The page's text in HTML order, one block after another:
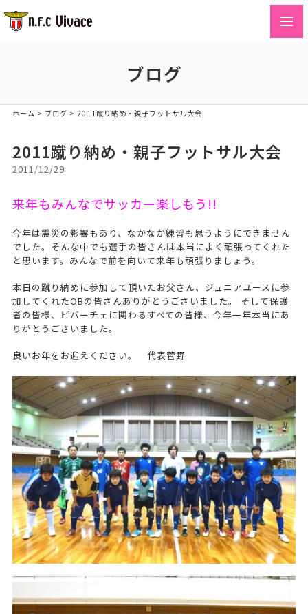
ブログ
ホーム > ブログ > 2011蹴り納め・親子フットサル大会
2011蹴り納め・親子フットサル大会
2011/12/29
来年もみんなでサッカー楽しもう!!
今年は震災の影響もあり、なかなか練習も思うようにできません
でした。そんな中でも選手の皆さんは本当によく頑張ってくれた
と思います。みんなで前を向いて来年も頑張りましょう。
本日の蹴り納めに参加して頂いたお父さん、ジュニアユースに参
加してくれたOBの皆さんありがとうごさいました。 そして保護
者の皆様、ビバーチェに関わるすべての皆様、今年一年本当にあ
りがとうごさいました。
良いお年をお迎えください。 代表菅野